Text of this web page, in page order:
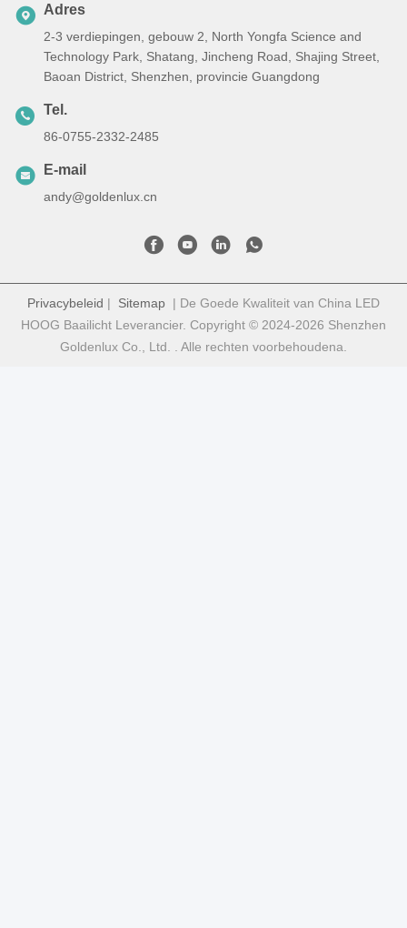
Adres
2-3 verdiepingen, gebouw 2, North Yongfa Science and
Technology Park, Shatang, Jincheng Road, Shajing Street,
Baoan District, Shenzhen, provincie Guangdong
Tel.
86-0755-2332-2485
E-mail
andy@goldenlux.cn
Privacybeleid | Sitemap | De Goede Kwaliteit van China LED
HOOG Baailicht Leverancier. Copyright © 2024-2026 Shenzhen
Goldenlux Co., Ltd. . Alle rechten voorbehoudena.